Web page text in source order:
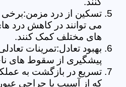
تسکین از درد مزمن:برخی
می توانند در کاهش درد
های مختلف کمک کنند.
بهبود تعادل:تمرینات
پیشگیری از سقوط های
تسریع در بازگشت به
که از آسیب یا جراحی عبور